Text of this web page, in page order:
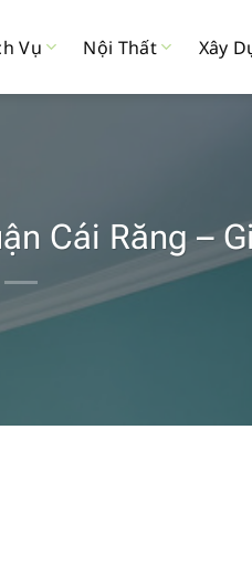
Vụ Nội Thất Xây
Cái Răng –